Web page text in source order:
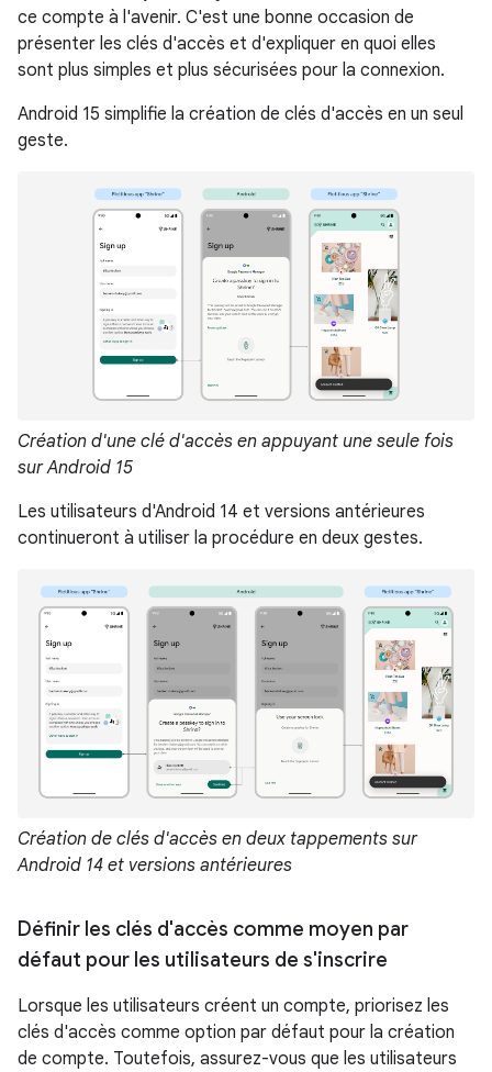
ce compte à l'avenir. C'est une bonne occasion de
présenter les clés d'accès et d'expliquer en quoi elles
sont plus simples et plus sécurisées pour la connexion.
Android 15 simplifie la création de clés d'accès en un seul
geste.
Création d'une clé d'accès en appuyant une seule fois
sur Android 15
Les utilisateurs d'Android 14 et versions antérieures
continueront à utiliser la procédure en deux gestes.
Création de clés d'accès en deux tappements sur
Android 14 et versions antérieures
Définir les clés d'accès comme moyen par
défaut pour les utilisateurs de s'inscrire
Lorsque les utilisateurs créent un compte, priorisez les
clés d'accès comme option par défaut pour la création
de compte. Toutefois, assurez-vous que les utilisateurs